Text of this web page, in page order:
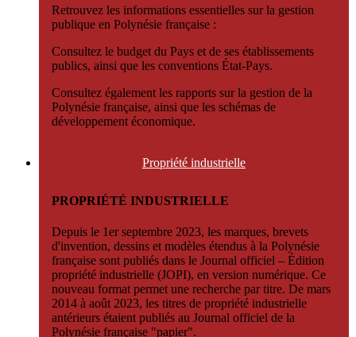
Retrouvez les informations essentielles sur la gestion
publique en Polynésie française :
Consultez le budget du Pays et de ses établissements
publics, ainsi que les conventions État-Pays.
Consultez également les rapports sur la gestion de la
Polynésie française, ainsi que les schémas de
développement économique.
Propriété industrielle
PROPRIÉTÉ INDUSTRIELLE
Depuis le 1er septembre 2023, les marques, brevets
d'invention, dessins et modèles étendus à la Polynésie
française sont publiés dans le Journal officiel – Édition
propriété industrielle (JOPI), en version numérique. Ce
nouveau format permet une recherche par titre. De mars
2014 à août 2023, les titres de propriété industrielle
antérieurs étaient publiés au Journal officiel de la
Polynésie française "papier".